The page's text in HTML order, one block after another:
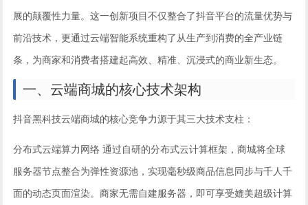
展的颠覆性力量。这一创新项目不仅整合了抖音平台的流量优势与
前沿技术，更通过云端智能系统重构了从生产到消费的全产业链
条，为商家和消费者搭建起高效、精准、沉浸式的商业新生态。
一、云端商城的核心技术架构
抖音黑科技云端商城的核心竞争力源于其三大技术支柱：
分布式云端算力网络 通过自研的分布式云计算框架，商城将全球
服务器节点整合为弹性资源池，实现毫秒级商品信息同步与千人千
面的动态页面渲染。商家无需自建服务器，即可享受媲美超级计算